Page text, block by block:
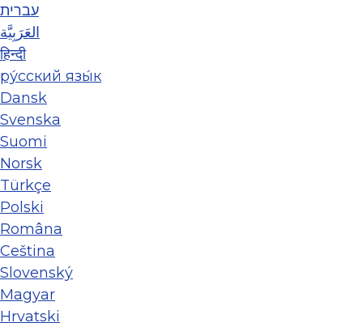
עברית
العَرَبِيَّة
हिन्दी
ру́сский язы́к
Dansk
Svenska
Suomi
Norsk
Türkçe
Polski
Româna
Ceština
Slovenský
Magyar
Hrvatski